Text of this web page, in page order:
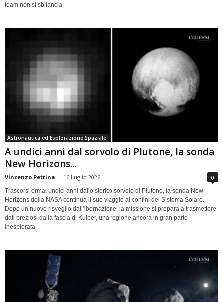
team non si sbilancia.
Astronautica ed Esplorazione Spaziale
A undici anni dal sorvolo di Plutone, la sonda
New Horizons...
Vincenzo Pettina - 16 Luglio 2026 0
Trascorsi ormai undici anni dallo storico sorvolo di Plutone, la sonda New
Horizons della NASA continua il suo viaggio ai confini del Sistema Solare.
Dopo un nuovo risveglio dall’ibernazione, la missione si prepara a trasmettere
dati preziosi dalla fascia di Kuiper, una regione ancora in gran parte
inesplorata